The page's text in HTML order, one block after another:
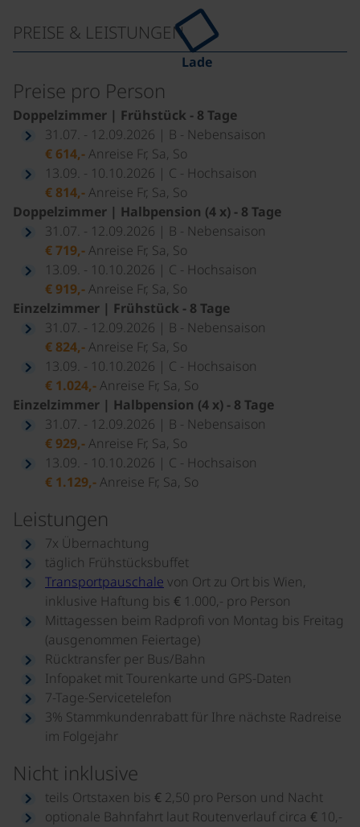
Lade
PREISE & LEISTUNGEN
Preise pro Person
Doppelzimmer | Frühstück - 8 Tage
31.07. - 12.09.2026 | B - Nebensaison
€ 614,-Anreise Fr, Sa, So
13.09. - 10.10.2026 | C - Hochsaison
€ 814,-Anreise Fr, Sa, So
Doppelzimmer | Halbpension (4 x) - 8 Tage
31.07. - 12.09.2026 | B - Nebensaison
€ 719,-Anreise Fr, Sa, So
13.09. - 10.10.2026 | C - Hochsaison
€ 919,-Anreise Fr, Sa, So
Einzelzimmer | Frühstück - 8 Tage
31.07. - 12.09.2026 | B - Nebensaison
€ 824,-Anreise Fr, Sa, So
13.09. - 10.10.2026 | C - Hochsaison
€ 1.024,-Anreise Fr, Sa, So
Einzelzimmer | Halbpension (4 x) - 8 Tage
31.07. - 12.09.2026 | B - Nebensaison
€ 929,-Anreise Fr, Sa, So
13.09. - 10.10.2026 | C - Hochsaison
€ 1.129,-Anreise Fr, Sa, So
Leistungen
7x Übernachtung
täglich Frühstücksbuffet
Transportpauschale von Ort zu Ort bis Wien,
inklusive Haftung bis € 1.000,- pro Person
Mittagessen beim Radprofi von Montag bis Freitag
(ausgenommen Feiertage)
Rücktransfer per Bus/Bahn
Infopaket mit Tourenkarte und GPS-Daten
7-Tage-Servicetelefon
3% Stammkundenrabatt für Ihre nächste Radreise
im Folgejahr
Nicht inklusive
teils Ortstaxen bis € 2,50 pro Person und Nacht
optionale Bahnfahrt laut Routenverlauf circa € 10,-